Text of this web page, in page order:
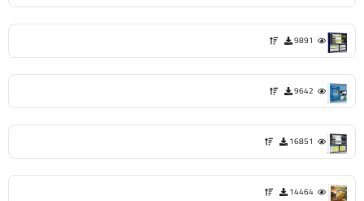
9891
9642
16851
14464